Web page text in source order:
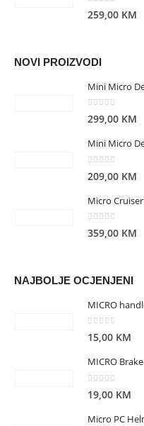
0 out of 5
259,00 KM
NOVI PROIZVODI
Mini Micro
0 out of 5
299,00 KM
Mini Micro
209,00 KM
Micro
0out of 5
359,00 KM
NAJBOLJE OCJENJENI
MICRO
0 out of 5
15,00 KM
MICRO
19,00 KM
Micro PC